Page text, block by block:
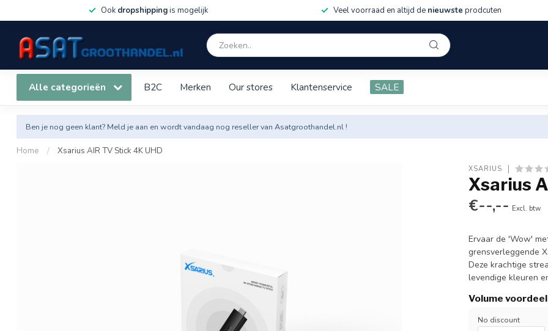
Ook dropshippingis mogelijk Veel voorraad en altijd de nieuwste prodcuten
Alle categorieën B2C Merken Our stores Klantenservice SALE
Ben je nog geen klant? Meld je aan en wordt vandaag nog reseller van Asatgroothandel.nl !
Home / Xsarius AIR TV Stick 4K UHD
XSARIUS
Xsarius
€--,-- Excl. btw
Ervaar de 'Wow'
grensverleggende
Deze krachtige
levendige kleuren
Volume voordeel
No discount